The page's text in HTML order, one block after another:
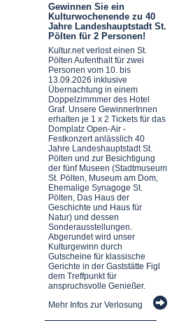
Gewinnen Sie ein
Kulturwochenende zu 40
Jahre Landeshauptstadt St.
Pölten für 2 Personen!
Kultur.net verlost einen St.
Pölten Aufenthalt für zwei
Personen vom 10. bis
13.09.2026 inklusive
Übernachtung in einem
Doppelzimmmer des Hotel
Graf. Unsere GewinnerInnen
erhalten je 1 x 2 Tickets für das
Domplatz Open-Air -
Festkonzert anlässlich 40
Jahre Landeshauptstadt St.
Pölten und zur Besichtigung
der fünf Museen (Stadtmuseum
St. Pölten, Museum am Dom,
Ehemalige Synagoge St.
Pölten, Das Haus der
Geschichte und Haus für
Natur) und dessen
Sonderausstellungen.
Abgerundet wird unser
Kulturgewinn durch
Gutscheine für klassische
Gerichte in der Gaststätte Figl
dem Treffpunkt für
anspruchsvolle Genießer.
Mehr Infos zur Verlosung